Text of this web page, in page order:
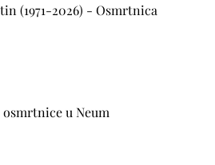
(1971-2026) - Osmrtnica
u Neum